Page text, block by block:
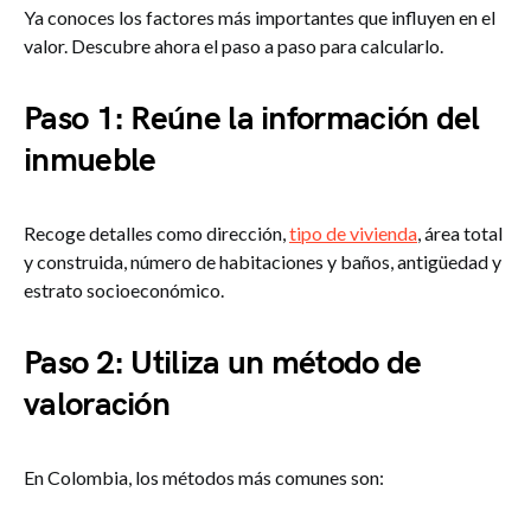
Ya conoces los factores más importantes que influyen en el
valor. Descubre ahora el paso a paso para calcularlo.
Paso 1: Reúne la información del
inmueble
Recoge detalles como dirección,tipo de vivienda, área total
y construida, número de habitaciones y baños, antigüedad y
estrato socioeconómico.
Paso 2: Utiliza un método de
valoración
En Colombia, los métodos más comunes son: